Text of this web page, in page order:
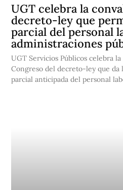
UGT celebra la
decreto-ley que
parcial del personal
administraciones
UGT Servicios Públicos celebra
Congreso del decreto-ley que da
parcial anticipada del personal